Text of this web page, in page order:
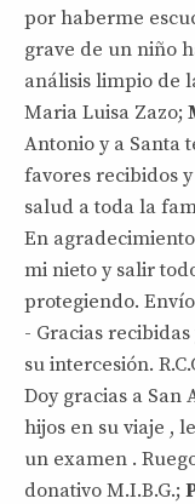
por haberme
grave de un niño
análisis limpio de
Maria Luisa Zazo;
Antonio y a Santa
favores recibidos
salud a toda la
En
mi nieto y salir
protegiendo.
- Gracias
su intercesión.
Doy gracias a San
hijos en su viaje ,
un examen .
donativo M.I.B.G.;